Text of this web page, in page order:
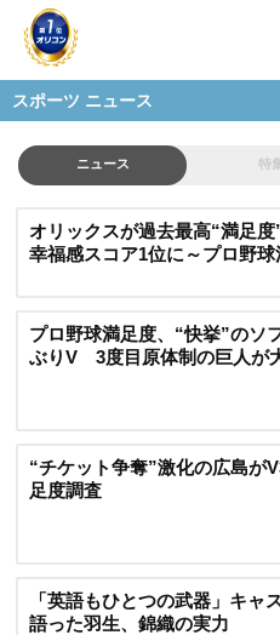
スポーツ ニュース
ニュース 特
オリックスが過去最高“満足
幸福感スコア1位に～プロ野
プロ野球満足度、“快挙”のソ
ぶりV 3度目原体制の巨人が
“チケット争奪”激化の広島
足度調査
「英語もひとつの武器」キャ
語った羽生、錦織の実力